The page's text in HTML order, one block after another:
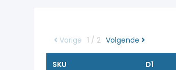
Vorige 1 / 2 Volgende
SKU D1